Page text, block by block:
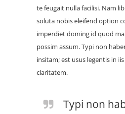
te feugait nulla facilisi. Nam
soluta nobis eleifend option
imperdiet doming id quod
possim assum. Typi non
insitam; est usus legentis in
claritatem.
Typi non